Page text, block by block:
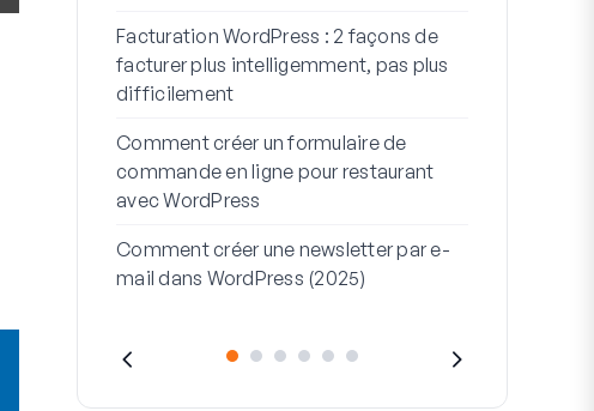
Facturation WordPress : 2 façons de
facturer plus intelligemment, pas plus
difficilement
Comment créer un formulaire de
commande en ligne pour restaurant
avec WordPress
Comment créer une newsletter par e-
mail dans WordPress (2025)